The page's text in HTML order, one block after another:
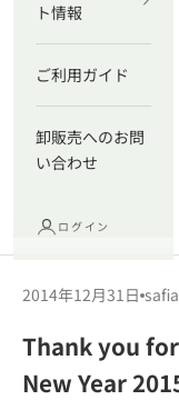
ト情報
ご利用ガイド
卸販売へのお問
い合わせ
ログイン
2014年12月31日
Thank you
New Year